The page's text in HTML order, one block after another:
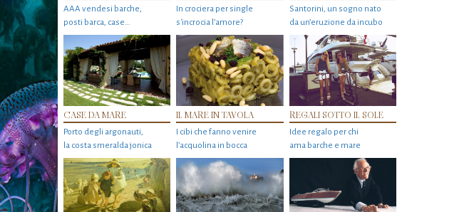
AAA vendesi barche,
posti barca, case…
In crociera per single
s'incrocia l’amore?
Santorini, un sogno nato
da un’eruzione da incubo
CASE DA MARE
Porto degli argonauti,
la costa smeralda jonica
IL MARE IN TAVOLA
I cibi che fanno venire
l’acquolina in bocca
REGALI SOTTO IL SOLE
Idee regalo per chi
ama barche e mare